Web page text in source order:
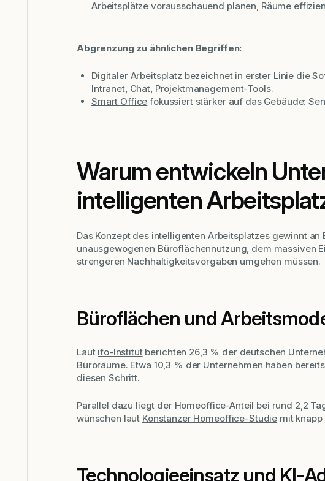
Arbeitsplätze vorausschauend planen, Räume
Abgrenzung zu ähnlichen Begriffen:
Digitaler Arbeitsplatz bezeichnet in erster Linie die
Intranet, Chat, Projektmanagement-Tools.
Smart Office fokussiert stärker auf das Gebäude:
Warum entwickeln
intelligenten
Das Konzept des intelligenten Arbeitsplatzes gewinnt
unausgewogenen Büroflächennutzung, dem massiven
strengeren Nachhaltigkeitsvorgaben umgehen müssen.
Büroflächen und
Laut ifo-Institutberichten 26,3 % der deutschen
Büroräume. Etwa 10,3 % der Unternehmen haben
diesen Schritt.
Parallel dazu liegt der Homeoffice-Anteil bei rund 2,2
wünschen laut Konstanzer Homeoffice-Studie mit
Technologieeinsatz und KI-